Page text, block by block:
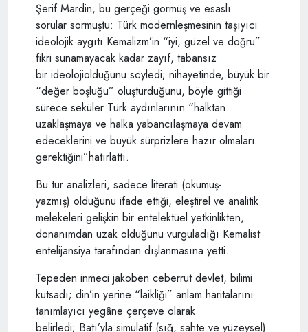
Şerif Mardin, bu gerçeği görmüş ve esaslı
sorular sormuştu: Türk modernleşmesinin taşıyıcı
ideolojik aygıtı Kemalizm’in “iyi, güzel ve doğru”
fikri sunamayacak kadar zayıf, tabansız
bir ideolojiolduğunu söyledi; nihayetinde, büyük bir
“değer boşluğu” oluşturduğunu, böyle gittiği
sürece seküler Türk aydınlarının “halktan
uzaklaşmaya ve halka yabancılaşmaya devam
edeceklerini ve büyük sürprizlere hazır olmaları
gerektiğini”hatırlattı.
Bu tür analizleri, sadece literati (okumuş-
yazmış) olduğunu ifade ettiği, eleştirel ve analitik
melekeleri gelişkin bir entelektüel yetkinlikten,
donanımdan uzak olduğunu vurguladığı Kemalist
entelijansiya tarafından dışlanmasına yetti.
Tepeden inmeci jakoben ceberrut devlet, bilimi
kutsadı; din’in yerine “laikliği” anlam haritalarını
tanımlayıcı yegâne çerçeve olarak
belirledi; Batı’yla simulatif (sığ, sahte ve yüzeysel)